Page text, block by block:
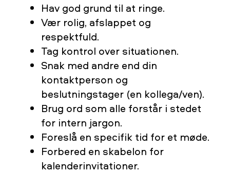
Hav god grund til at ringe.
Vær rolig, afslappet og
respektfuld.
Tag kontrol over situationen.
Snak med andre end din
kontaktperson og
beslutningstager (en kollega/ven).
Brug ord som alle forstår i stedet
for intern jargon.
Foreslå en specifik tid for et møde.
Forbered en skabelon for
kalenderinvitationer.